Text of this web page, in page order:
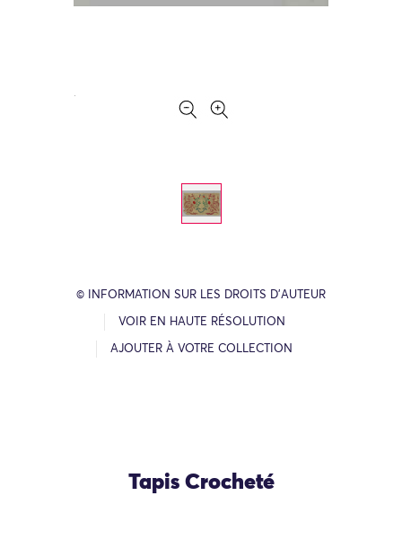
© INFORMATION SUR LES DROITS D’AUTEUR
VOIR EN HAUTE RÉSOLUTION
AJOUTER À VOTRE COLLECTION
Tapis Crocheté